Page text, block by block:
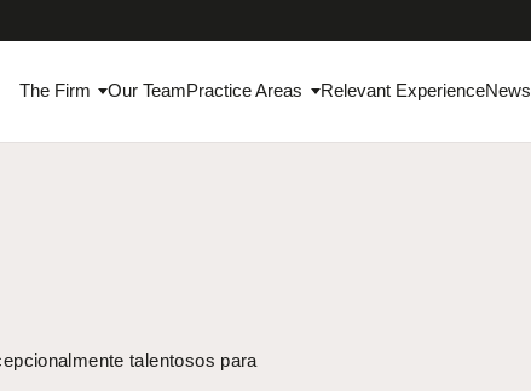
The Firm Our TeamPractice Areas Relevant ExperienceNews
talentosos para